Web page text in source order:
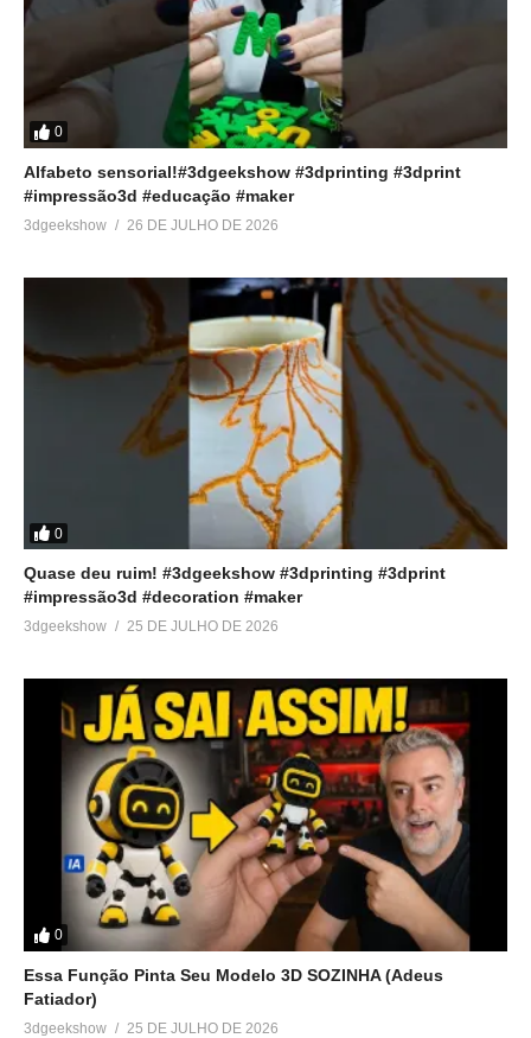
0
Alfabeto sensorial!#3dgeekshow #3dprinting #3dprint
#impressão3d #educação #maker
3dgeekshow 26 DE JULHO DE 2026
0
Quase deu ruim! #3dgeekshow #3dprinting #3dprint
#impressão3d #decoration #maker
3dgeekshow 25 DE JULHO DE 2026
0
Essa Função Pinta Seu Modelo 3D SOZINHA (Adeus
Fatiador)
3dgeekshow 25 DE JULHO DE 2026